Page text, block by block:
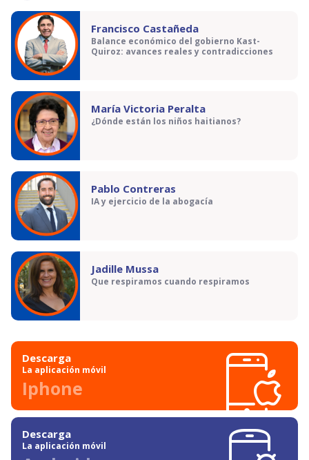
Francisco Castañeda
Balance económico del gobierno Kast-
Quiroz: avances reales y contradicciones
María Victoria Peralta
¿Dónde están los niños haitianos?
Pablo Contreras
IA y ejercicio de la abogacía
Jadille Mussa
Que respiramos cuando respiramos
Descarga
La aplicación móvil
Iphone
Descarga
La aplicación móvil